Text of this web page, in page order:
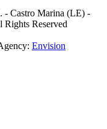
- Castro Marina (LE) -
Reserved
Envision